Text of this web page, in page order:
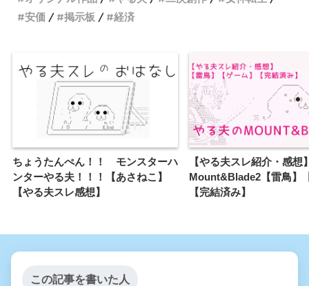
安価
掲示板 経済
ちょうたんぺん！！ モンスターハ
ンターやる夫！！！【あさねこ】
【やる夫スレ感想】
【やる夫スレ紹介・感想
Mount&Blade2【雷鳥】
【完結済み】
この記事を書いた人